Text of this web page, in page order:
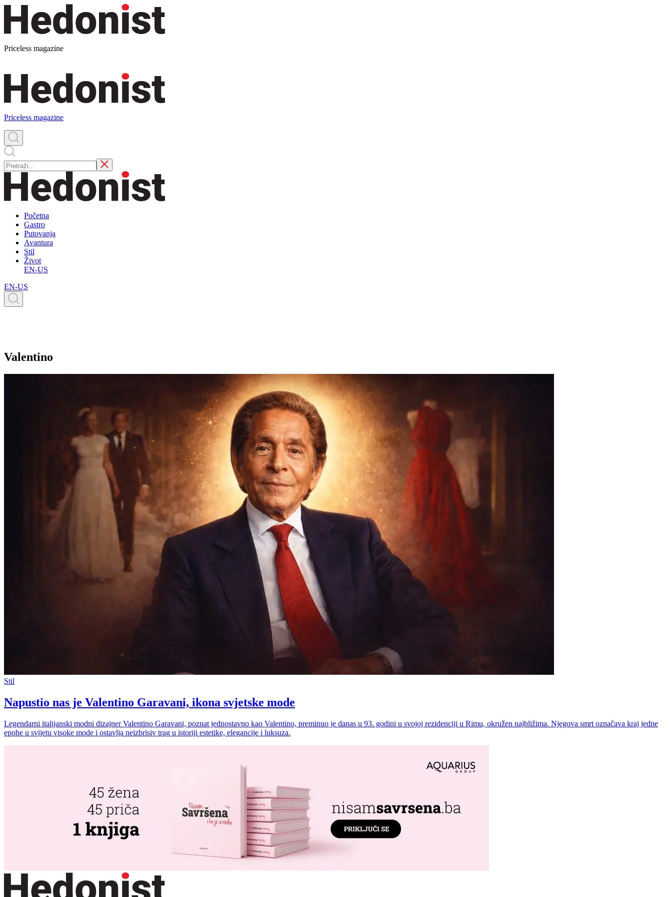
Priceless magazine
Priceless magazine
Početna
Gastro
Putovanja
Avantura
Stil
Život
EN-US
EN-US
Valentino
Stil
Napustio nas je Valentino Garavani, ikona svjetske mode
Legendarni italijanski modni dizajner Valentino Garavani, poznat jednostavno kao Valentino, preminuo je danas u 93. godini u svojoj rezidenciji u Rimu, okružen najbližima. Njegova smrt označava kraj jedne
epohe u svijetu visoke mode i ostavlja neizbrisiv trag u istoriji estetike, elegancije i luksuza.